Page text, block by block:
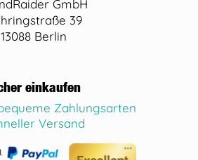
GmbH
39
13088 Berlin
einkaufen
Zahlungsarten
Versand